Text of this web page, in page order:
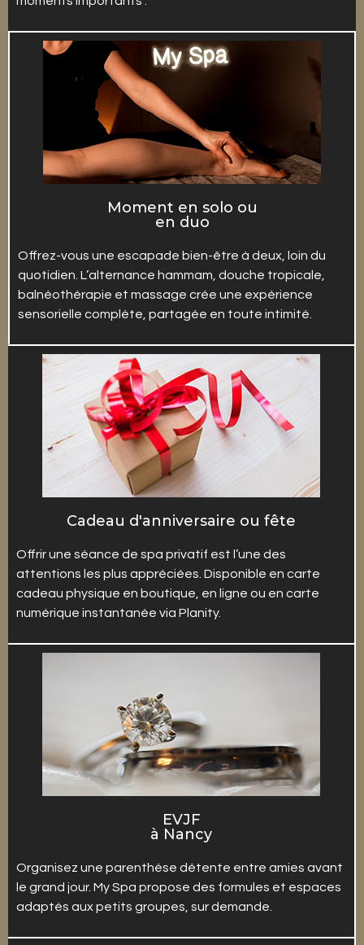
Moment en solo ou
en duo
Offrez-vous une escapade bien-être à deux, loin du
quotidien. L’alternance hammam, douche tropicale,
balnéothérapie et massage crée une expérience
sensorielle complète, partagée en toute intimité.
Cadeau d'anniversaire ou fête
Offrir une séance de spa privatif est l’une des
attentions les plus appréciées. Disponible en carte
cadeau physique en boutique, en ligne ou en carte
numérique instantanée via Planity.
EVJF
à Nancy
Organisez une parenthèse détente entre amies avant
le grand jour. My Spa propose des formules et espaces
adaptés aux petits groupes, sur demande.